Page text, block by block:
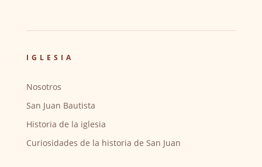
IGLESIA
Nosotros
San Juan Bautista
Historia de la iglesia
Curiosidades de la historia de San Juan